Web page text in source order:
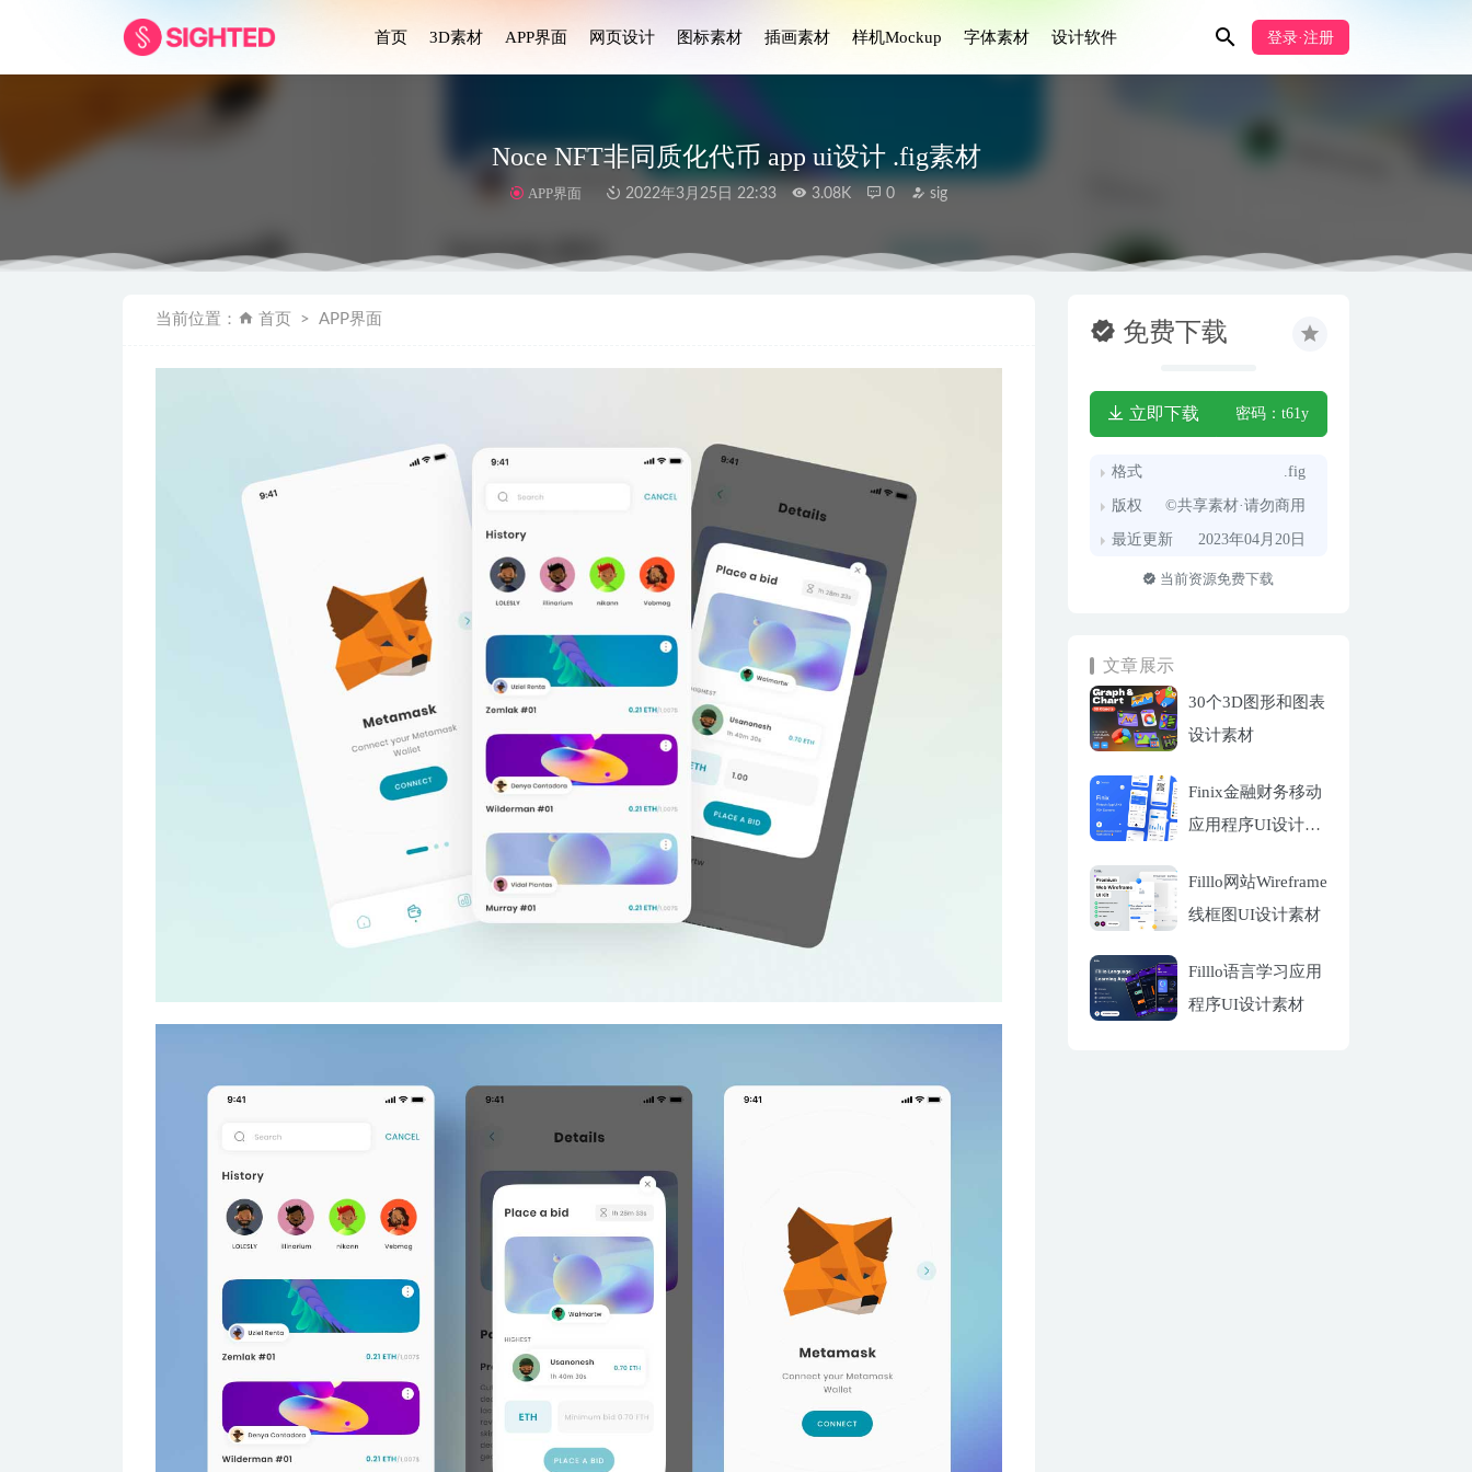
首页 3D素材 APP界面 网页设计 图标素材 插画素材 样机Mockup 字体素材 设计软件 登录·注册
Noce NFT非同质化代币 app ui设计 .fig素材
APP界面 2022年3月25日 22:33 3.08K 0 sig
当前位置： 首页 APP界面 免费下载
立即下载 密码：t61y
格式 .fig
版权 ©共享素材·请勿商用
最近更新 2023年04月20日
当前资源免费下载
文章展示
30个3D图形和图表
设计素材
Finix金融财务移动
应用程序UI设计套
Filllo网站Wireframe
线框图UI设计素材
Filllo语言学习应用
程序UI设计素材
明暗两个风格金融app ui设计 .xd .sketch .fig .psd素材 2021-01-18